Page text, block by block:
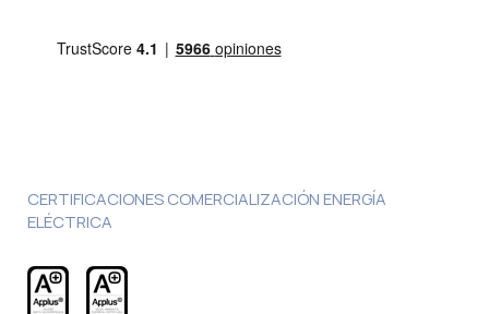
CERTIFICACIONES COMERCIALIZACIÓN ENERGÍA
ELÉCTRICA